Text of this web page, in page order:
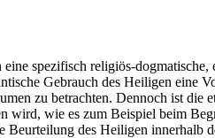
spezifisch religiös-
Gebrauch des Heiligen eine
zu betrachten. Dennoch ist
wird, wie es zum Beispiel beim
des Heiligen innerhalb